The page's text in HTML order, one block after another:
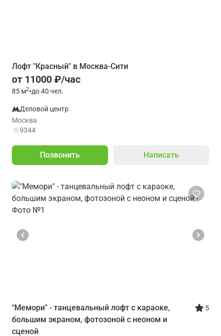
Лофт "Красный" в Москва-Сити
от 11000 ₽/час
85 м2•до 40 чел.
Деловой центр
Москва
9344
Позвонить Написать
"Мемори" - танцевальный лофт с караоке,
большим экраном, фотозоной с неоном и
сценой
5